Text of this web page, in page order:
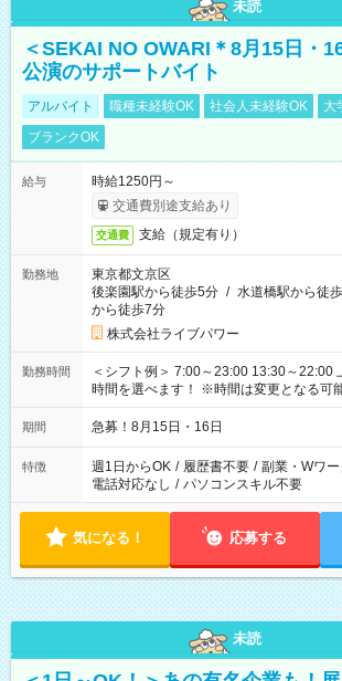
未読
＜SEKAI NO OWARI＊8月15日・
公演のサポートバイト
アルバイト 職種未経験OK 社会人未経験OK
大
ブランクOK
給与
時給1250円～
交通費別途支給あり
交通費 支給（規定有り）
勤務地
東京都文京区
後楽園駅から徒歩5分 / 水道橋駅から徒
から徒歩7分
株式会社ライブパワー
勤務時間
＜シフト例＞ 7:00～23:00 13:30～22:00 上記の時間から好きな
時間を選べます！ ※時間は変更となる可
期間 急募！8月15日・16日
特徴 週1日からOK / 履歴書不要 / 副業・Wワ
電話対応なし / パソコンスキル不要
気になる！ 応募する
未読